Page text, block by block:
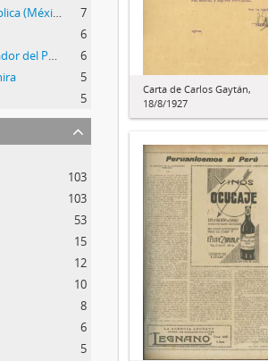
Secretaría de Educación Pública (México)
7
6
Partido Nacionalista Libertador del Perú
6
5
5
103
103
53
15
12
10
8
6
5
Carta de Carlos Gaytán,
18/8/1927